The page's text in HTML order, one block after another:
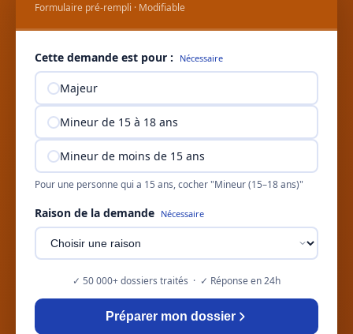
Formulaire pré-rempli · Modifiable
Cette demande est pour : Nécessaire
Majeur
Mineur de 15 à 18 ans
Mineur de moins de 15 ans
Pour une personne qui a 15 ans, cocher "Mineur (15–18 ans)"
Raison de la demande Nécessaire
✓ 50 000+ dossiers traités · ✓ Réponse en 24h
Préparer mon dossier